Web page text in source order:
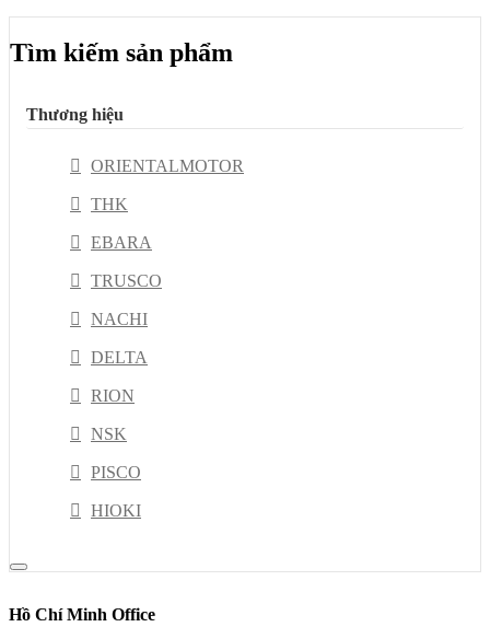
Tìm kiếm sản phẩm
Thương hiệu
ORIENTALMOTOR
THK
EBARA
TRUSCO
NACHI
DELTA
RION
NSK
PISCO
HIOKI
Hồ Chí Minh Office